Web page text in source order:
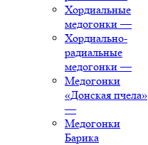
Хордиальные
медогонки —
Хордиально-
радиальные
медогонки —
Медогонки
«Донская пчела»
—
Медогонки
Барика